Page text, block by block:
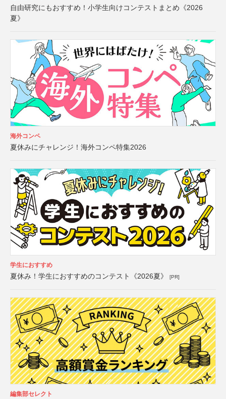
自由研究にもおすすめ！小学生向けコンテストまとめ《2026
夏》
海外コンペ
夏休みにチャレンジ！海外コンペ特集2026
学生におすすめ
夏休み！学生におすすめのコンテスト《2026夏》 [PR]
編集部セレクト